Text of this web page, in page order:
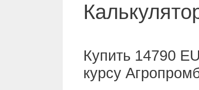
Купить 14790
курсу